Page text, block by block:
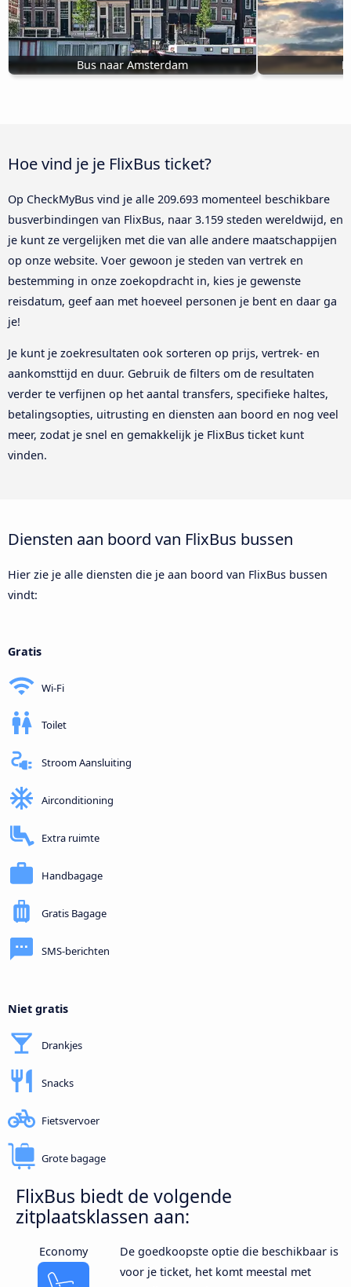
Bus naar Amsterdam
Hoe vind je je FlixBus ticket?
Op CheckMyBus vind je alle 209.693 momenteel beschikbare
busverbindingen van FlixBus, naar 3.159 steden wereldwijd, en
je kunt ze vergelijken met die van alle andere maatschappijen
op onze website. Voer gewoon je steden van vertrek en
bestemming in onze zoekopdracht in, kies je gewenste
reisdatum, geef aan met hoeveel personen je bent en daar ga
je!
Je kunt je zoekresultaten ook sorteren op prijs, vertrek- en
aankomsttijd en duur. Gebruik de filters om de resultaten
verder te verfijnen op het aantal transfers, specifieke haltes,
betalingsopties, uitrusting en diensten aan boord en nog veel
meer, zodat je snel en gemakkelijk je FlixBus ticket kunt
vinden.
Diensten aan boord van FlixBus bussen
Hier zie je alle diensten die je aan boord van FlixBus bussen
vindt:
Gratis
Wi-Fi
Toilet
Stroom Aansluiting
Airconditioning
Extra ruimte
Handbagage
Gratis Bagage
SMS-berichten
Niet gratis
Drankjes
Snacks
Fietsvervoer
Grote bagage
FlixBus biedt de volgende
zitplaatsklassen aan:
Economy
De goedkoopste optie die beschikbaar is
voor je ticket, het komt meestal met